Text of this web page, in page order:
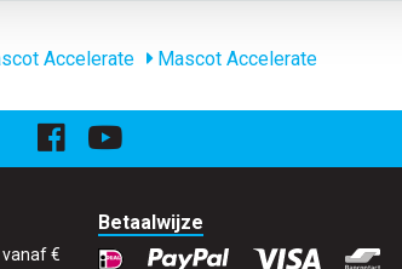
Accelerate Mascot Accelerate
€
Betaalwijze